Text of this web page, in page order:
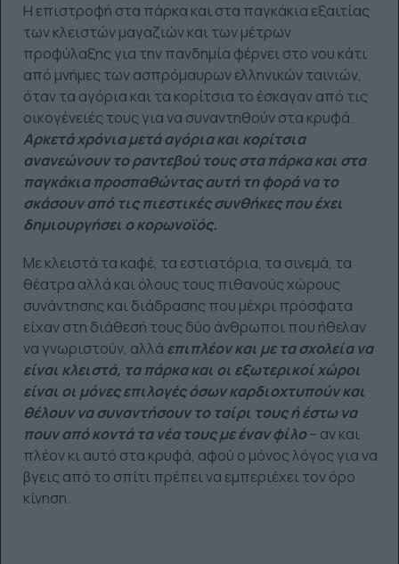
Η επιστροφή στα πάρκα και στα παγκάκια εξαιτίας
των κλειστών μαγαζιών και των μέτρων
προφύλαξης για την πανδημία φέρνει στο νου κάτι
από μνήμες των ασπρόμαυρων ελληνικών ταινιών,
όταν τα αγόρια και τα κορίτσια το έσκαγαν από τις
οικογένειές τους για να συναντηθούν στα κρυφά.
Αρκετά χρόνια μετά αγόρια και κορίτσια
ανανεώνουν το ραντεβού τους στα πάρκα και στα
παγκάκια προσπαθώντας αυτή τη φορά να το
σκάσουν από τις πιεστικές συνθήκες που έχει
δημιουργήσει ο κορωνοϊός.
Με κλειστά τα καφέ, τα εστιατόρια, τα σινεμά, τα
θέατρα αλλά και όλους τους πιθανούς χώρους
συνάντησης και διάδρασης που μέχρι πρόσφατα
είχαν στη διάθεσή τους δύο άνθρωποι που ήθελαν
να γνωριστούν, αλλά επιπλέον και με τα σχολεία να
είναι κλειστά, τα πάρκα και οι εξωτερικοί χώροι
είναι οι μόνες επιλογές όσων καρδιοχτυπούν και
θέλουν να συναντήσουν το ταίρι τους ή έστω να
πουν από κοντά τα νέα τους με έναν φίλο– αν και
πλέον κι αυτό στα κρυφά, αφού ο μόνος λόγος για να
βγεις από το σπίτι πρέπει να εμπεριέχει τον όρο
κίνηση.